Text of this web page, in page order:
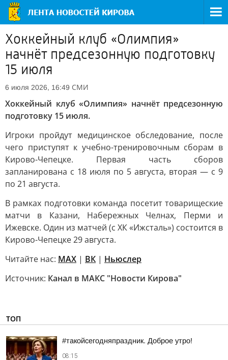
Хоккейный клуб «Олимпия»
начнёт предсезонную подготовку
15 июля
6 июля 2026, 16:49 СМИ
Хоккейный клуб «Олимпия» начнёт предсезонную
подготовку 15 июля.
Игроки пройдут медицинское обследование, после
чего приступят к учебно-тренировочным сборам в
Кирово-Чепецке. Первая часть сборов
запланирована с 18 июля по 5 августа, вторая — с 9
по 21 августа.
В рамках подготовки команда посетит товарищеские
матчи в Казани, Набережных Челнах, Перми и
Ижевске. Один из матчей (с ХК «Ижсталь») состоится в
Кирово-Чепецке 29 августа.
Читайте нас: MAX | ВК | Ньюслер
Источник: Канал в МАКС "Новости Кирова"
ТОП
#такойсегодняпраздник. Доброе утро!
08:15